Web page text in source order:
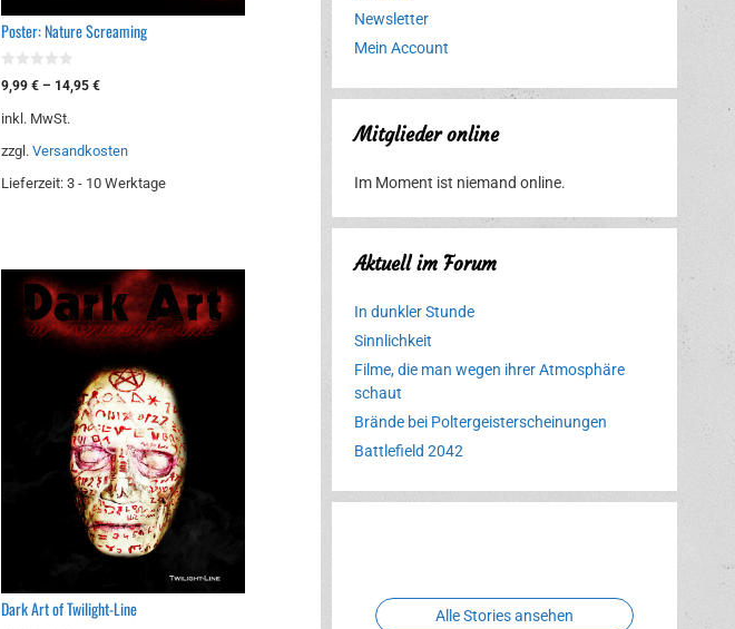
Poster: Nature Screaming
0
v
n
9,99€ – 14,95€
inkl. MwSt.
zzgl.Versandkosten
Lieferzeit:3 - 10 Werktage
Dark Art of Twilight-Line
Newsletter
Mein Account
Mitglieder online
Im Moment ist niemand online.
Aktuell im Forum
In dunkler Stunde
Sinnlichkeit
Filme, die man wegen ihrer Atmosphäre
schaut
Brände bei Poltergeisterscheinungen
Battlefield 2042
Erlebnispark
Verbotene
Alle Stories ansehen